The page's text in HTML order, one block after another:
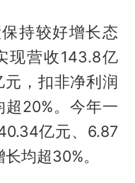
持较好增长态
现营收143.8亿
，扣非净利润
20%。今年一
亿元、6.87
均超30%。